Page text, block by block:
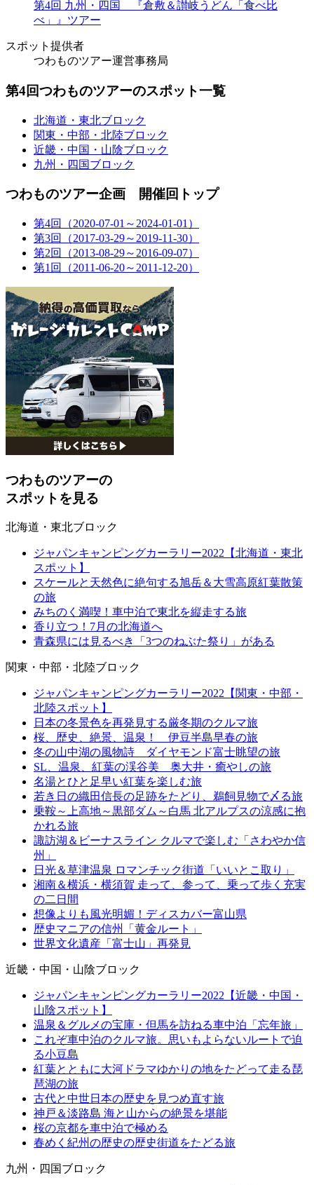
第4回 九州・四国 『倉敷＆讃岐うどん「食べ比
べ」』ツアー
スポット提供者
つわものツアー運営事務局
第4回つわものツアーのスポット一覧
北海道・東北ブロック
関東・中部・北陸ブロック
近畿・中国・山陰ブロック
九州・四国ブロック
つわものツアー企画 開催回トップ
第4回（2020-07-01～2024-01-01）
第3回（2017-03-29～2019-11-30）
第2回（2013-08-29～2016-09-07）
第1回（2011-06-20～2011-12-20）
つわものツアーの
スポットを見る
北海道・東北ブロック
ジャパンキャンピングカーラリー2022【北海道・東北
スポット】
スケールと天然色に絶句する旭岳＆大雪高原紅葉散策
の旅
みちのく満喫！車中泊で東北を縦走する旅
香り立つ！7月の北海道へ
青森県には見るべき「3つのねぶた祭り」がある
関東・中部・北陸ブロック
ジャパンキャンピングカーラリー2022【関東・中部・
北陸スポット】
日本の冬景色を再発見する厳冬期のクルマ旅
桜、歴史、絶景、温泉！ 伊豆半島早春の旅
冬の山中湖の風物詩 ダイヤモンド富士眺望の旅
SL、温泉、紅葉の渓谷美 奥大井・癒やしの旅
名湯とひと足早い紅葉を楽しむ旅
若き日の織田信長の足跡をたどり、鵜飼見物で〆る旅
乗鞍～上高地～黒部ダム～白馬 北アルプスの涼感に抱
かれる旅
諏訪湖＆ビーナスライン クルマで楽しむ「さわやか信
州」
日光＆草津温泉 ロマンチック街道「いいとこ取り」
湘南＆横浜・横須賀 走って、参って、乗って歩く充実
の二日間
想像よりも風光明媚！ディスカバー富山県
歴史マニアの信州「黄金ルート」
世界文化遺産「富士山」再発見
近畿・中国・山陰ブロック
ジャパンキャンピングカーラリー2022【近畿・中国・
山陰スポット】
温泉＆グルメの宝庫・但馬を訪ねる車中泊「忘年旅」
これぞ車中泊のクルマ旅。思いもよらないルートで迫
る小豆島
紅葉とともに大河ドラマゆかりの地をたどって走る琵
琶湖の旅
古代と中世日本の歴史を見つめ直す旅
神戸＆淡路島 海と山からの絶景を堪能
桜の京都を車中泊で極める
春めく紀州の歴史の歴史街道をたどる旅
九州・四国ブロック